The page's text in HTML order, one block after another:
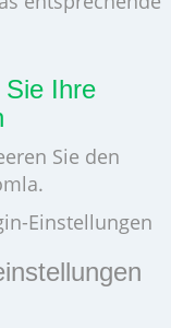
Ihre
Sie den
Einstellungen